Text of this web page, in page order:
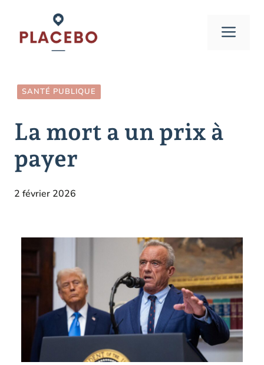
contenu
SANTÉ PUBLIQUE
La mort a un prix à
payer
2 février 2026